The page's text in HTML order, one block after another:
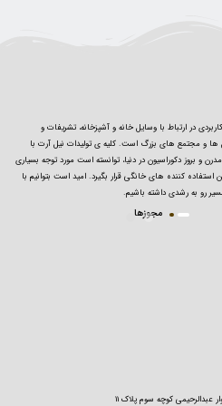
در ارتباط با وسایل خانه و آشپزخانه، تشریفات و
ها و مجتمع های بزرگ است. کلیه ی تولیدات نیل آرت با
و بروز دکوراسیون در دنیا، توانسته است مورد توجه بسیاری
کننده های خانگی قرار بگیرد. امید است بتوانیم با